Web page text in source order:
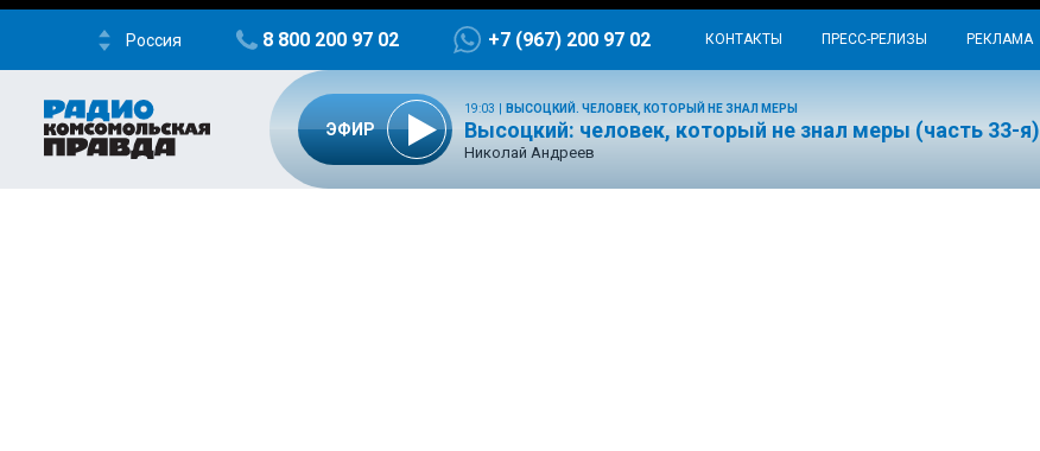
Россия 8 800 200 97 02 +7 (967) 200 97 02 КОНТАКТЫ ПРЕСС-РЕЛИЗЫ РЕКЛАМА
ЭФИР
19:03 ВЫСОЦКИЙ. ЧЕЛОВЕК, КОТОРЫЙ НЕ ЗНАЛ МЕРЫ
Высоцкий: человек, который не знал меры (часть 33-я)
Николай Андреев